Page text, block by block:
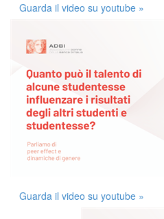
Guarda il video su youtube »
Guarda il video su youtube »